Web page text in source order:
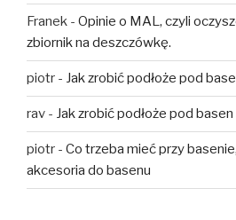
Franek - Opinie o MAL, czyli
zbiornik na deszczówkę.
piotr - Jak zrobić podłoże pod
rav - Jak zrobić podłoże pod
piotr - Co trzeba mieć przy
akcesoria do basenu